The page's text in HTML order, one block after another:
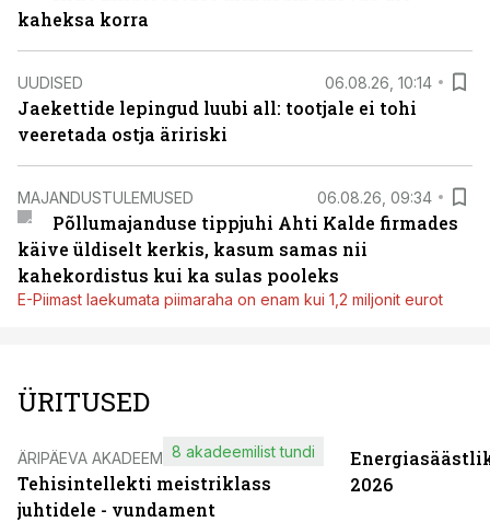
kaheksa korra
UUDISED 06.08.26, 10:14
Jaekettide lepingud luubi all: tootjale ei tohi
veeretada ostja äririski
MAJANDUSTULEMUSED 06.08.26, 09:34
Põllumajanduse tippjuhi Ahti Kalde firmades
käive üldiselt kerkis, kasum samas nii
kahekordistus kui ka sulas pooleks
E-Piimast laekumata piimaraha on enam kui 1,2 miljonit eurot
ÜRITUSED
ÄRIPÄEVA AKADEEMIA
Tehisintellekti meistriklass
juhtidele - vundament
8 akadeemilist tundi
2026